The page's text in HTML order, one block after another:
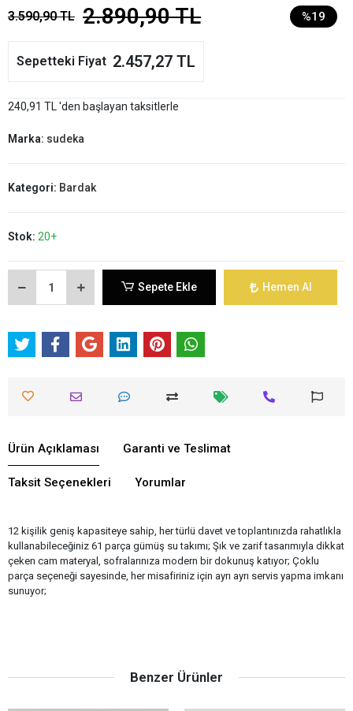
3.590,90 TL 2.890,90 TL %19
Sepetteki Fiyat 2.457,27 TL
240,91 TL 'den başlayan taksitlerle
Marka: sudeka
Kategori: Bardak
Stok: 20+
Sepete Ekle Hemen Al
Ürün Açıklaması Garanti ve Teslimat
Taksit Seçenekleri Yorumlar
12 kişilik geniş kapasiteye sahip, her türlü davet ve toplantınızda rahatlıkla
kullanabileceğiniz 61 parça gümüş su takımı; Şık ve zarif tasarımıyla dikkat
çeken cam materyal, sofralarınıza modern bir dokunuş katıyor; Çoklu
parça seçeneği sayesinde, her misafiriniz için ayrı ayrı servis yapma imkanı
sunuyor;
Benzer Ürünler